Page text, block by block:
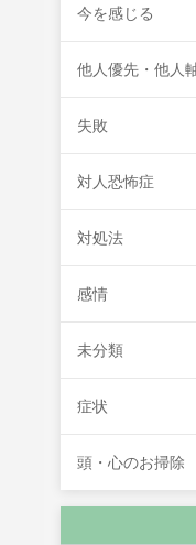
今を感じる
他人優先・他人
失敗
対人恐怖症
対処法
感情
未分類
症状
頭・心のお掃除